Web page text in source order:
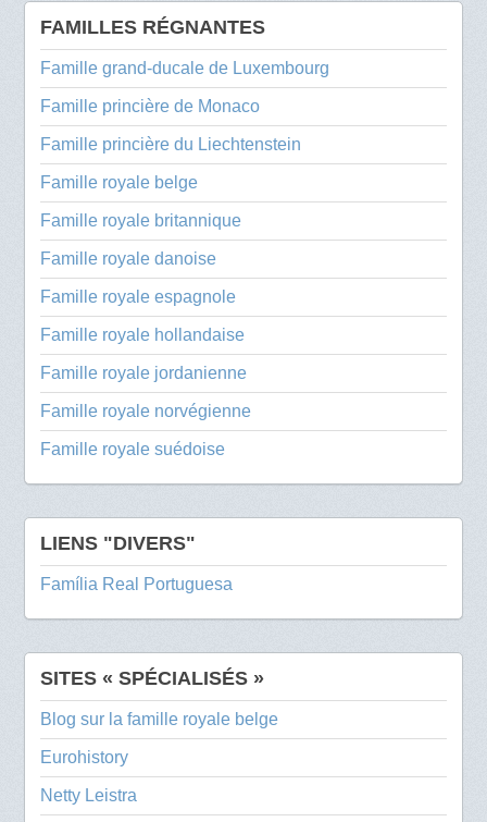
FAMILLES RÉGNANTES
Famille grand-ducale de Luxembourg
Famille princière de Monaco
Famille princière du Liechtenstein
Famille royale belge
Famille royale britannique
Famille royale danoise
Famille royale espagnole
Famille royale hollandaise
Famille royale jordanienne
Famille royale norvégienne
Famille royale suédoise
LIENS "DIVERS"
Família Real Portuguesa
SITES « SPÉCIALISÉS »
Blog sur la famille royale belge
Eurohistory
Netty Leistra